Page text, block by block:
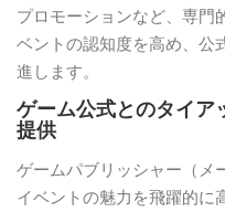
プロモーションなど、専門
ベントの認知度を高め、公
進します。
ゲーム公式とのタイア
提供
ゲームパブリッシャー（メ
イベントの魅力を飛躍的に